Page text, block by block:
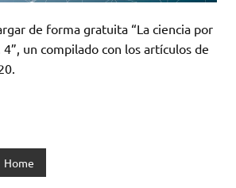
de forma gratuita “La ciencia por
un compilado con los artículos de
Home